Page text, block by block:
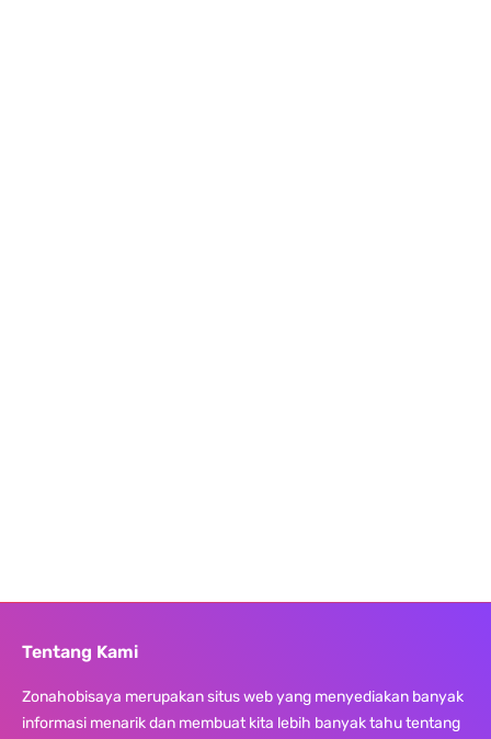
Tentang Kami
Zonahobisaya merupakan situs web yang menyediakan banyak
informasi menarik dan membuat kita lebih banyak tahu tentang